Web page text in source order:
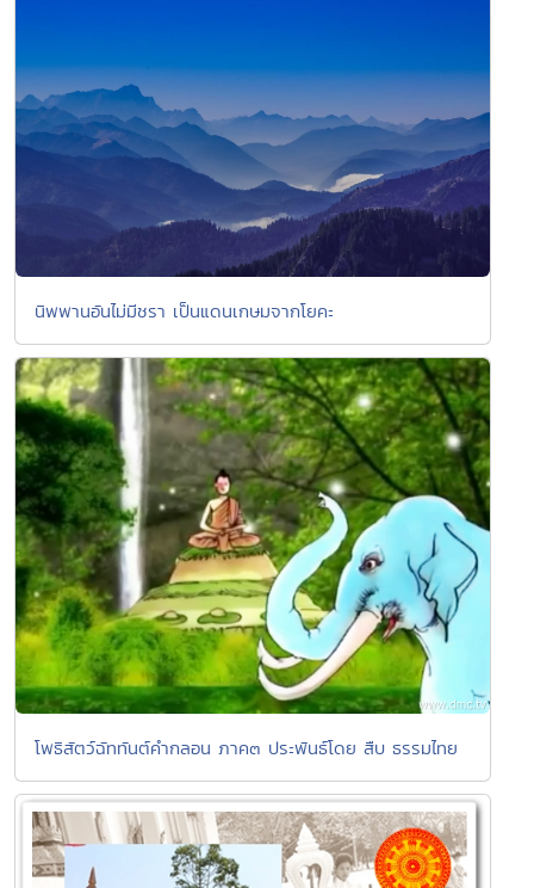
นิพพานอันไม่มีชรา เป็นแดนเกษมจากโยคะ
โพธิสัตว์ฉัททันต์คำกลอน ภาค๓ ประพันธ์โดย สืบ ธรรมไทย